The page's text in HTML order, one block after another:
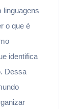
linguagens
o que é
identifica
Dessa